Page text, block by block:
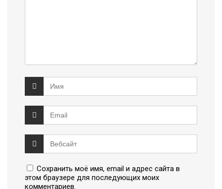
Сохранить моё имя, email и адрес сайта в
этом браузере для последующих моих
комментариев.